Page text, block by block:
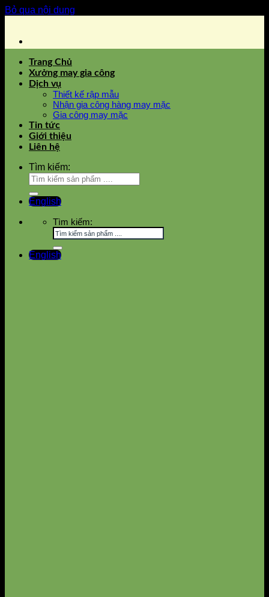
Bỏ qua nội dung
Trang Chủ
Xưởng may gia công
Dịch vụ
Thiết kế rập mẫu
Nhận gia công hàng may mặc
Gia công may mặc
Tin tức
Giới thiệu
Liên hệ
Tìm kiếm:
English
Tìm kiếm:
English